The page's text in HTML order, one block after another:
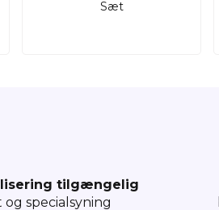
Sæt
tilgængelig
og specialsyning